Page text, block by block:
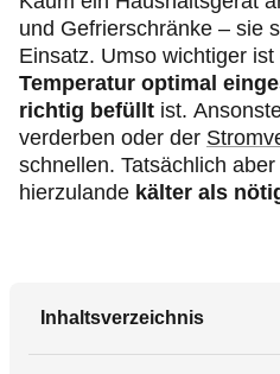
und Gefrierschränke – sie
Einsatz. Umso wichtiger
Temperatur optimal
richtig befüllt ist.
verderben oder der
schnellen. Tatsächlich
hierzulande kälter als
Inhaltsverzeichnis